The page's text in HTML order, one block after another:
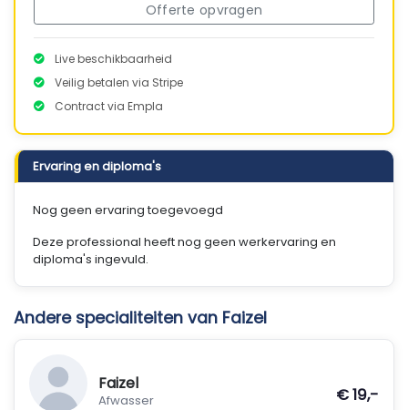
Offerte opvragen
Live beschikbaarheid
Veilig betalen via Stripe
Contract via Empla
Ervaring en diploma's
Nog geen ervaring toegevoegd
Deze professional heeft nog geen werkervaring en
diploma's ingevuld.
Andere specialiteiten van Faizel
Faizel
Afwasser € 19,-